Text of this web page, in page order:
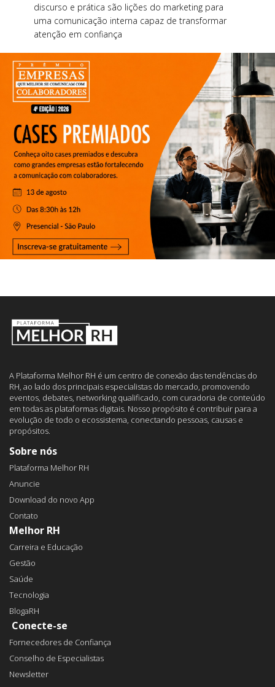
discurso e prática são lições do marketing para
uma comunicação interna capaz de transformar
atenção em confiança
A Plataforma Melhor RH é um centro de conexão das tendências do
RH, ao lado dos principais especialistas do mercado, promovendo
eventos, debates, networking qualificado, com curadoria de conteúdo
em todas as plataformas digitais. Nosso propósito é contribuir para a
evolução de todo o ecossistema, conectando pessoas, causas e
propósitos.
Sobre nós
Plataforma Melhor RH
Anuncie
Download do novo App
Contato
Melhor RH
Carreira e Educação
Gestão
Saúde
Tecnologia
BlogaRH
Conecte-se
Fornecedores de Confiança
Conselho de Especialistas
Newsletter